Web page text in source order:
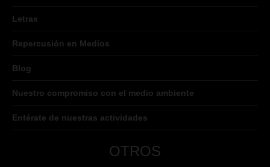
Letras
Repercusión en Medios
Blog
Nuestro compromiso con el medio ambiente
Entérate de nuestras actividades
OTROS